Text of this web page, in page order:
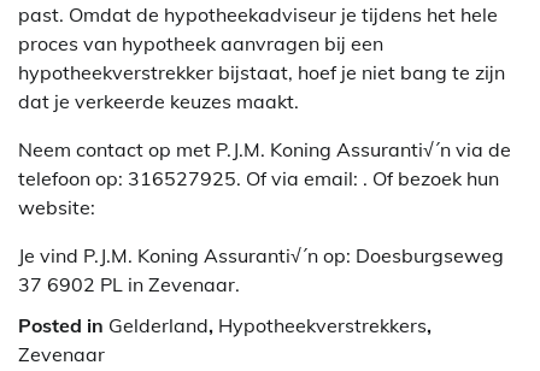
past. Omdat de hypotheekadviseur je tijdens het hele
proces van hypotheek aanvragen bij een
hypotheekverstrekker bijstaat, hoef je niet bang te zijn
dat je verkeerde keuzes maakt.
Neem contact op met P.J.M. Koning Assuranti√´n via de
telefoon op: 316527925. Of via email: . Of bezoek hun
website:
Je vind P.J.M. Koning Assuranti√´n op: Doesburgseweg
37 6902 PL in Zevenaar.
Posted in Gelderland, Hypotheekverstrekkers,
Zevenaar